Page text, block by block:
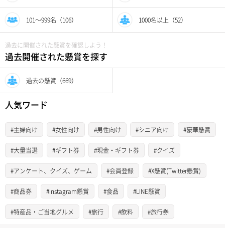
101〜999名（106） 1000名以上（52）
過去に開催された懸賞を確認しよう！
過去開催された懸賞を探す
過去の懸賞（669）
人気ワード
#主婦向け #女性向け #男性向け #シニア向け #豪華懸賞
#大量当選 #ギフト券 #現金・ギフト券 #クイズ
#アンケート、クイズ、ゲーム #会員登録 #X懸賞(Twitter懸賞)
#商品券 #Instagram懸賞 #食品 #LINE懸賞
#特産品・ご当地グルメ #旅行 #飲料 #旅行券